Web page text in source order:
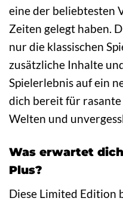
eine der beliebtesten
Zeiten gelegt haben.
nur die klassischen
zusätzliche Inhalte
Spielerlebnis auf ein
dich bereit für
Welten und
Was erwartet
Plus?
Diese Limited Edition